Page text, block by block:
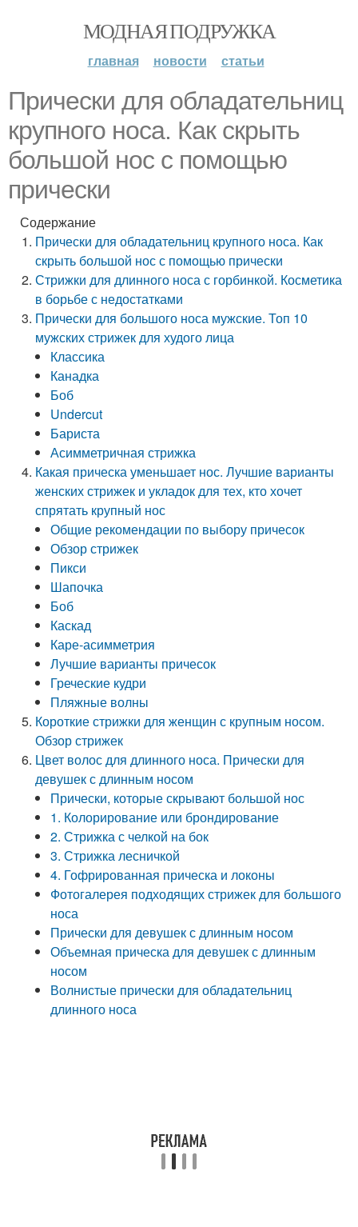
МОДНАЯ ПОДРУЖКА
главная новости статьи
Прически для обладательниц
крупного носа. Как скрыть
большой нос с помощью
прически
Содержание
Прически для обладательниц крупного носа. Как
скрыть большой нос с помощью прически
Стрижки для длинного носа с горбинкой. Косметика
в борьбе с недостатками
Прически для большого носа мужские. Топ 10
мужских стрижек для худого лица
Классика
Канадка
Боб
Undercut
Бариста
Асимметричная стрижка
Какая прическа уменьшает нос. Лучшие варианты
женских стрижек и укладок для тех, кто хочет
спрятать крупный нос
Общие рекомендации по выбору причесок
Обзор стрижек
Пикси
Шапочка
Боб
Каскад
Каре-асимметрия
Лучшие варианты причесок
Греческие кудри
Пляжные волны
Короткие стрижки для женщин с крупным носом.
Обзор стрижек
Цвет волос для длинного носа. Прически для
девушек с длинным носом
Прически, которые скрывают большой нос
1. Колорирование или брондирование
2. Стрижка с челкой на бок
3. Стрижка лесничкой
4. Гофрированная прическа и локоны
Фотогалерея подходящих стрижек для большого
носа
Прически для девушек с длинным носом
Объемная прическа для девушек с длинным
носом
Волнистые прически для обладательниц
длинного носа